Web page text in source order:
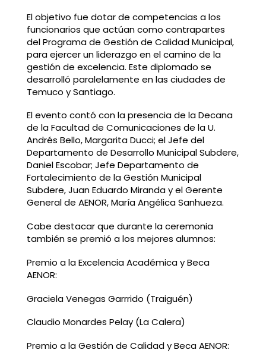
El objetivo fue dotar de competencias a los
funcionarios que actúan como contrapartes
del Programa de Gestión de Calidad Municipal,
para ejercer un liderazgo en el camino de la
gestión de excelencia. Este diplomado se
desarrolló paralelamente en las ciudades de
Temuco y Santiago.
El evento contó con la presencia de la Decana
de la Facultad de Comunicaciones de la U.
Andrés Bello, Margarita Ducci; el Jefe del
Departamento de Desarrollo Municipal Subdere,
Daniel Escobar; Jefe Departamento de
Fortalecimiento de la Gestión Municipal
Subdere, Juan Eduardo Miranda y el Gerente
General de AENOR, María Angélica Sanhueza.
Cabe destacar que durante la ceremonia
también se premió a los mejores alumnos:
Premio a la Excelencia Académica y Beca
AENOR:
Graciela Venegas Garrrido (Traiguén)
Claudio Monardes Pelay (La Calera)
Premio a la Gestión de Calidad y Beca AENOR: